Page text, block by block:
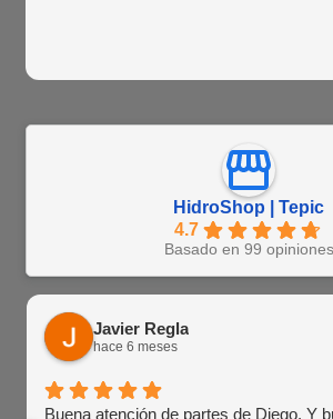
HidroShop | Tepic
4.7
Basado en 99 opiniones
Javier Regla
hace 6 meses
Buena atención de partes de Diego. Y